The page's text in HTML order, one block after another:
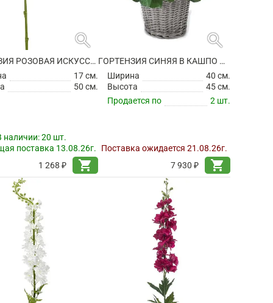
search
ГОРТЕНЗИЯ РОЗОВАЯ ИСКУССТВЕННАЯ
17 см.
50 см.
наличии:20 шт.
поставка 13.08.26г.
1 268 ₽
shopping_cart
search
ГОРТЕНЗИЯ СИНЯЯ В КАШПО ИСКУССТВЕННАЯ
Ширина
40 см.
Высота
45 см.
Продается по
2 шт.
Поставка ожидается 21.08.26г.
7 930 ₽
shopping_cart